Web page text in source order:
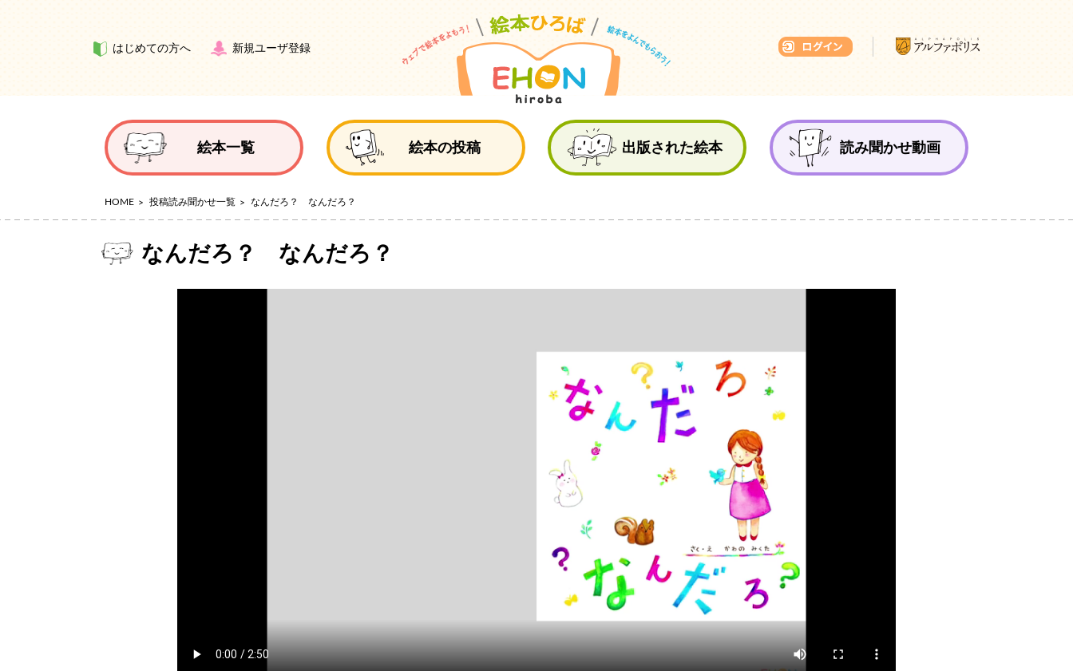
はじめての方へ 新規ユーザ登録
絵本一覧 絵本の投稿 出版された絵本 読み聞かせ動画
HOME 投稿読み聞かせ一覧 なんだろ？ なんだろ？
なんだろ？ なんだろ？